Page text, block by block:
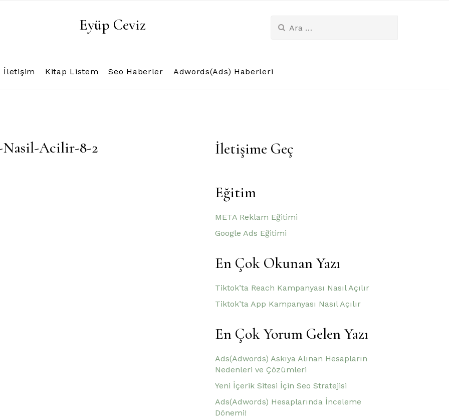
Eyüp Ceviz
İletişim Kitap Listem Seo Haberler Adwords(Ads) Haberleri
Acilir-8-2 İletişime Geç
Eğitim
META Reklam Eğitimi
Google Ads Eğitimi
En Çok Okunan Yazı
Tiktok’ta Reach Kampanyası Nasıl Açılır
Tiktok’ta App Kampanyası Nasıl Açılır
En Çok Yorum Gelen Yazı
Ads(Adwords) Askıya Alınan Hesapların
Nedenleri ve Çözümleri
Yeni İçerik Sitesi İçin Seo Stratejisi
Ads(Adwords) Hesaplarında İnceleme
Dönemi!